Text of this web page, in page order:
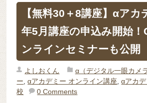
【無料30＋8講座】αアカ
年5月講座の申込み開始！
ンラインセミナーも公開
よしおくん α（デジタル一眼カメラ
ー ,αアカデミー オンライン講座 ,αアカ
校
0 Comments